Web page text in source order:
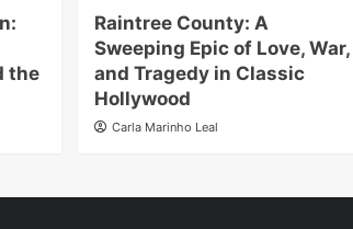
the
Raintree County: A
Sweeping Epic of Love, War,
and Tragedy in Classic
Hollywood
Carla Marinho Leal